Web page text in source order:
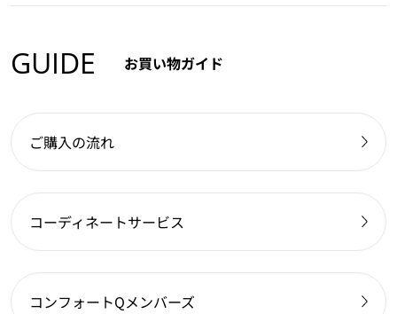
GUIDE お買い物ガイド
ご購入の流れ
コーディネートサービス
コンフォートQメンバーズ